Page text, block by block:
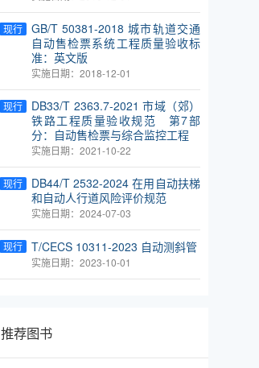
现行
GB/T 50381-2018 城市轨道交通
自动售检票系统工程质量验收标
准：英文版
实施日期：2018-12-01
现行
DB33/T 2363.7-2021 市域（郊）
铁路工程质量验收规范 第7部
分：自动售检票与综合监控工程
实施日期：2021-10-22
现行
DB44/T 2532-2024 在用自动扶梯
和自动人行道风险评价规范
实施日期：2024-07-03
现行 T/CECS 10311-2023 自动测斜管
实施日期：2023-10-01
推荐图书